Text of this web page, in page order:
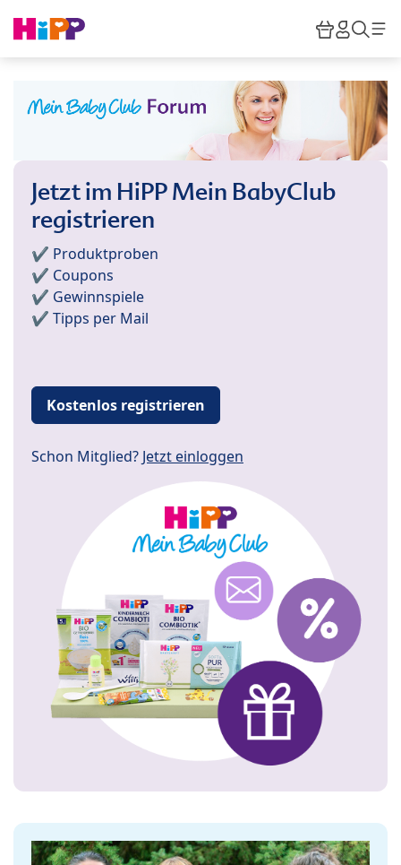
HiPP
Jetzt im HiPP Mein BabyClub
registrieren
✔️ Produktproben
✔️ Coupons
✔️ Gewinnspiele
✔️ Tipps per Mail
Kostenlos registrieren
Schon Mitglied? Jetzt einloggen